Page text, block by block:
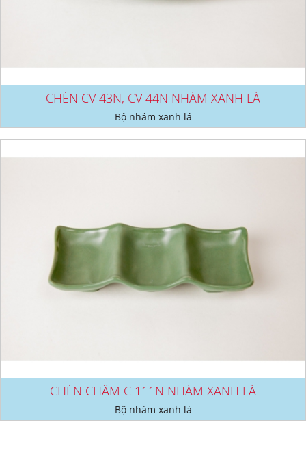
CHÉN CV 43N, CV 44N NHÁM XANH LÁ
Bộ nhám xanh lá
CHÉN CHẤM C 111N NHÁM XANH LÁ
Bộ nhám xanh lá